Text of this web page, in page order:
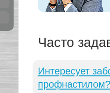
Часто
Интересует
профнастилом?